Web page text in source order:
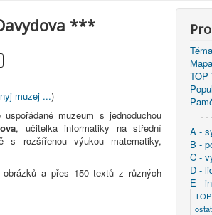
***
muzej ...)
muzeum s jednoduchou
, učitelka informatiky na střední
rozšířenou výukou matematiky,
a přes 150 textů z různých
TOP
- -
A -
B -
C -
D -
E -